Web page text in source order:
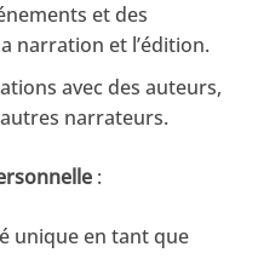
et des
narration et l’édition.
avec des auteurs,
narrateurs.
:
unique en tant que